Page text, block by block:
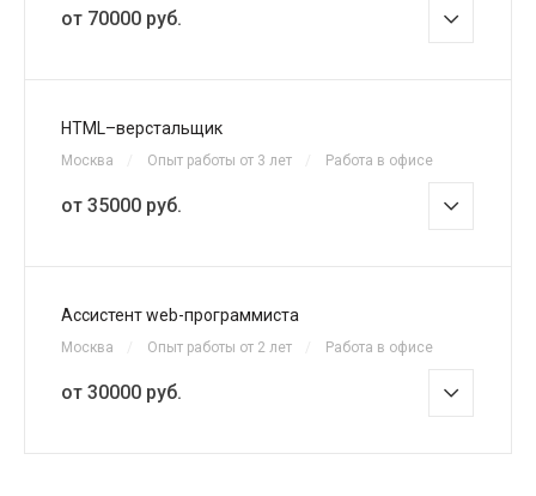
от 70000 руб.
HTML–верстальщик
Москва Опыт работы от 3 лет Работа в офисе
от 35000 руб.
Ассистент web-программиста
Москва Опыт работы от 2 лет Работа в офисе
от 30000 руб.